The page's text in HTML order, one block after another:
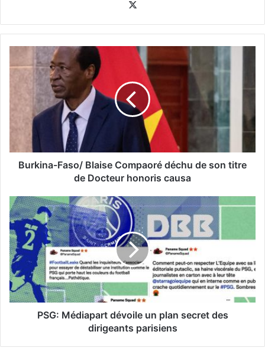
Burkina-Faso/ Blaise Compaoré déchu de son titre
de Docteur honoris causa
PSG: Médiapart dévoile un plan secret des
dirigeants parisiens